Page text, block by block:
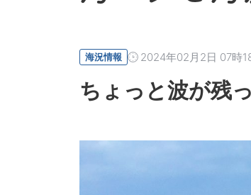
海況情報 2024年02月2日 07時
ちょっと波が残